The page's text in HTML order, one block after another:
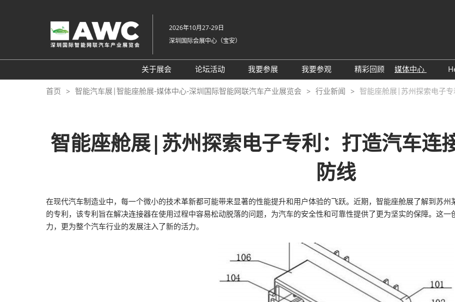
跳
转
容
2026年10月27-29日
深圳国际会展中心（宝安）
ภาษา
关于展会
组织架构
展馆平面图
交通住宿
论坛活动
2025同期会议活动
我要参展
AWC参展申请
为何参展
励展通
我要参观
参观预登记
特邀买家
观众增值服务
RX Connect 励展通
精彩回顾
媒体中心
展会新闻
合作媒体
首页 智能汽车展|智能座舱展-媒体中心-深圳国际智能网联汽车产业展览会 行业新闻 智能座舱展|苏州探索电子
智能座舱展|苏州探索电子专利：打造汽车连
防线
在现代汽车制造业中，每一个微小的技术革新都可能带来显著的性能提升和用户体验的飞跃。近期，智能座舱展了解到苏
的专利，该专利旨在解决连接器在使用过程中容易松动脱落的问题，为汽车的安全性和可靠性提供了更为坚实的保障。这
力，更为整个汽车行业的发展注入了新的活力。